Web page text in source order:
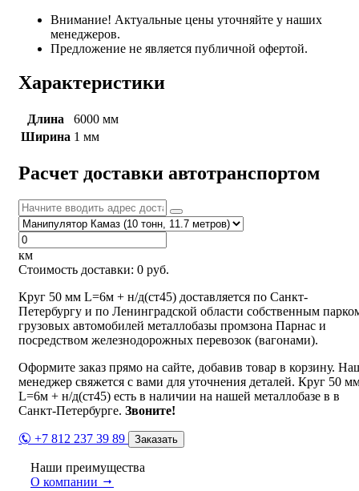
Внимание! Актуальные цены уточняйте у наших
менеджеров.
Предложение не является публичной офертой.
Характеристики
Длина
6000 мм
Ширина 1 мм
Расчет доставки автотранспортом
км
Стоимость доставки: 0 руб.
Круг 50 мм L=6м + н/д(ст45) доставляется по Санкт-
Петербургу и по Ленинградской области собственным
грузовых автомобилей металлобазы промзона Парнас и
посредством железнодорожных перевозок (вагонами).
Оформите заказ прямо на сайте, добавив товар в корзину.
менеджер свяжется с вами для уточнения деталей. Круг 50
L=6м + н/д(ст45) есть в наличии на нашей металлобазе в в
Санкт-Петербурге. Звоните!
+7 812 237 39 89 Заказать
Наши преимущества
О компании